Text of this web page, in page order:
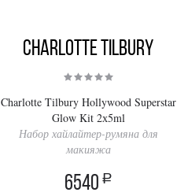
Charlotte Tilbury
Charlotte Tilbury Hollywood Superstar
Glow Kit 2х5ml
Набор хайлайтер-румяна для
макияжа
6540 a